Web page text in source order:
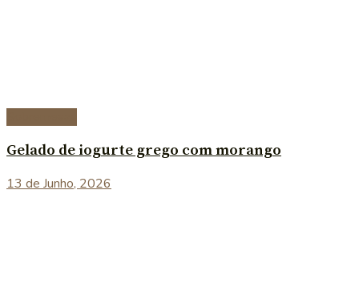
Gelado de iogurte grego com morango
13 de Junho, 2026